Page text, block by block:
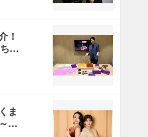
！
ち…
ま
…